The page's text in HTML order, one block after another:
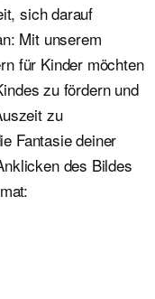
sich darauf
Mit unserem
für Kinder möchten
zu fördern und
zu
Fantasie deiner
des Bildes